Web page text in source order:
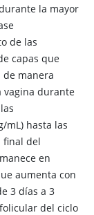
la mayor
de las
capas que
manera
vagina durante
mL) hasta las
final del
en
aumenta con
3 días a 3
del ciclo